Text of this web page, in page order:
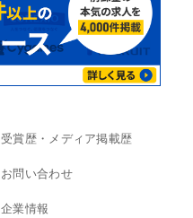
受賞歴・メディア掲載歴
お問い合わせ
企業情報